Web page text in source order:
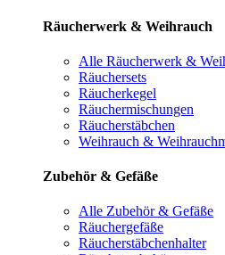
Räucherwerk & Weihrauch
Alle Räucherwerk &
Räuchersets
Räucherkegel
Räuchermischungen
Räucherstäbchen
Weihrauch &
Zubehör & Gefäße
Alle Zubehör & Gefäße
Räuchergefäße
Räucherstäbchenhalter